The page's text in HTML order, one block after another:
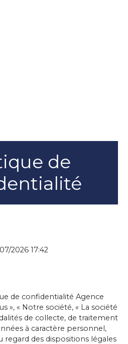
de
2026 17:42
de confidentialité Agence
», « Notre société, « La société
de collecte, de traitement
à caractère personnel,
regard des dispositions légales